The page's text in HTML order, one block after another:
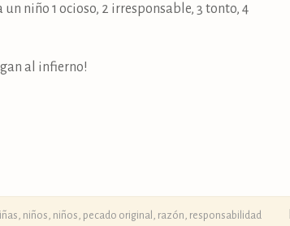
un niño 1 ocioso, 2 irresponsable, 3 tonto, 4
al infierno!
niños niños pecado original razón responsabilidad